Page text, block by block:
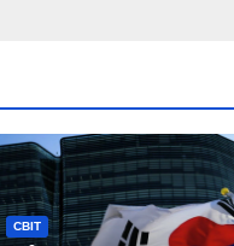
СВІТ